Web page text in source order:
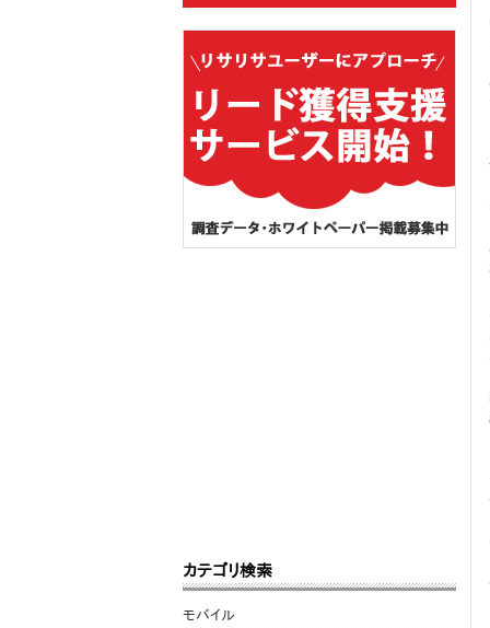
カテゴリ検索
モバイル